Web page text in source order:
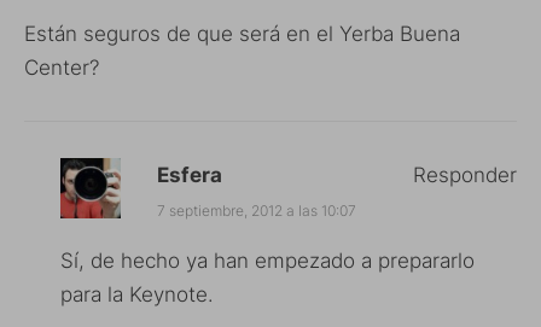
Están seguros de que será en el Yerba Buena
Center?
Esfera
7 septiembre, 2012 a las 10:07
Sí, de hecho ya han empezado a prepararlo
para la Keynote.
Responder